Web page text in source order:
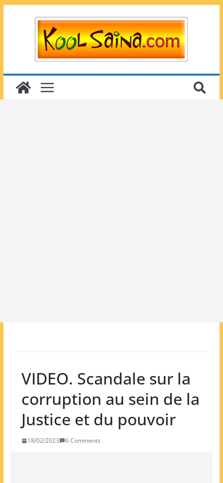
VIDEO. Scandale sur la
corruption au sein de la
Justice et du pouvoir
18/02/2023 6 Comments